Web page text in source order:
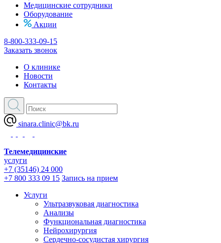
Медицинские сотрудники
Оборудование
Акции
8-800-333-09-15
Заказать звонок
О клинике
Новости
Контакты
sinara.clinic@bk.ru
Телемедицинские
услуги
+7 (35146) 24 000
+7 800 333 09 15 Запись на прием
Услуги
Ультразвуковая диагностика
Анализы
Функциональная диагностика
Нейрохирургия
Сердечно-сосудистая хирургия